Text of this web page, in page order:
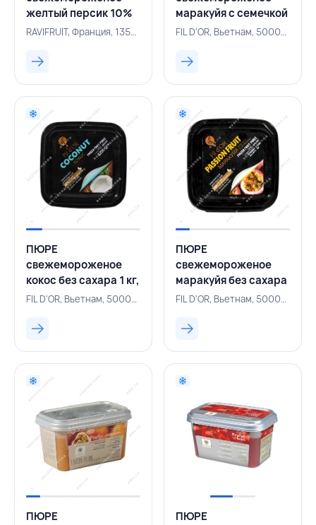
желтый персик 10%
сахара 1 кг,
RAVIFRUIT, Франция, 135000216
маракуйя с семечкой
без сахара 1 кг, FIL
FIL D'OR, Вьетнам, 500002043
ПЮРЕ
свежемороженое
кокос без сахара 1 кг,
FIL D'OR, ВЬЕТНАМ
FIL D'OR, Вьетнам, 500002042
ПЮРЕ
свежемороженое
маракуйя без сахара
1 кг, FIL D'OR,
FIL D'OR, Вьетнам, 500002044
ПЮРЕ
ПЮРЕ